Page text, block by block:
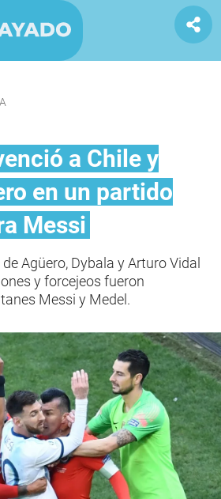
a Chile y
en un partido
Messi
Agüero, Dybala y Arturo Vidal
y forcejeos fueron
Messi y Medel.